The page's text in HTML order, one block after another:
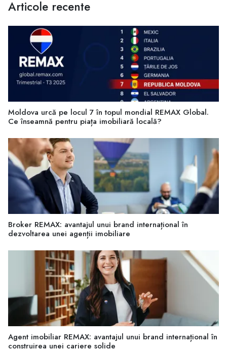
Articole recente
Moldova urcă pe locul 7 în topul mondial REMAX Global.
Ce înseamnă pentru piața imobiliară locală?
Broker REMAX: avantajul unui brand internațional în
dezvoltarea unei agenții imobiliare
Agent imobiliar REMAX: avantajul unui brand internațional în
construirea unei cariere solide